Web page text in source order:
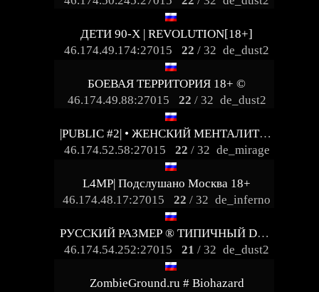
ДЕТИ 90-X | REVOLUTION[18+]
46.174.49.174:27015
22 / 32 de_dust2
БОЕВАЯ ТЕРРИТОРИЯ 18+ ©
46.174.49.88:27015
22 / 32 de_dust2
|PUBLIC #2| • ЖЕНСКИЙ МЕНТАЛИТЕТ • [18+]
46.174.52.58:27015
22 / 32 de_mirage
L4MP| Подслушано Москва 18+
46.174.48.17:27015
22 / 32 de_inferno
РУССКИЙ РАЗМЕР ® ТИПИЧНЫЙ DUST2
46.174.54.252:27015
21 / 32 de_dust2
ZombieGround.ru # Biohazard